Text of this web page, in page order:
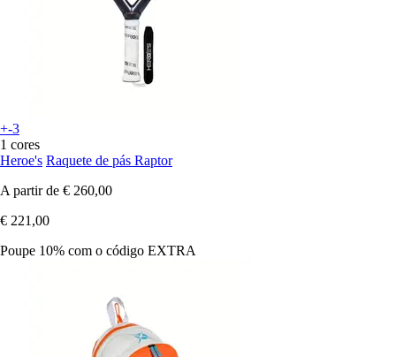
+-3
1 cores
Heroe's Raquete de pás Raptor
A partir de € 260,00
€ 221,00
Poupe 10% com o código EXTRA